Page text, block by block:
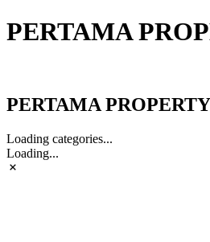
PERTAMA
PERTAMA PROPERTY
Loading categories...
Loading...